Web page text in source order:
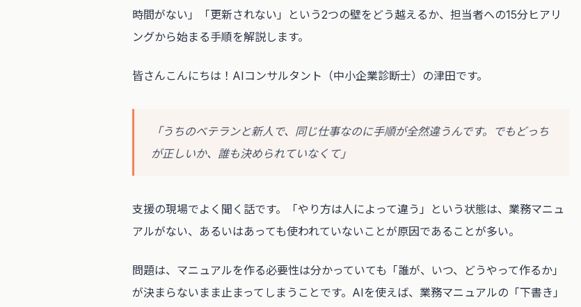
時間がない」「更新されない」という2つの壁をどう越えるか、担当者への15分ヒアリ
ングから始まる手順を解説します。
皆さんこんにちは！AIコンサルタント（中小企業診断士）の津田です。
「うちのベテランと新人で、同じ仕事なのに手順が全然違うんです。でもどっち
が正しいか、誰も決められていなくて」
支援の現場でよく聞く話です。「やり方は人によって違う」という状態は、業務マニュ
アルがない、あるいはあっても使われていないことが原因であることが多い。
問題は、マニュアルを作る必要性は分かっていても「誰が、いつ、どうやって作るか」
が決まらないまま止まってしまうことです。AIを使えば、業務マニュアルの「下書き」